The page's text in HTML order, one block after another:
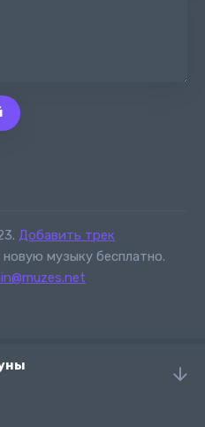
Добавить трек
музыку бесплатно.